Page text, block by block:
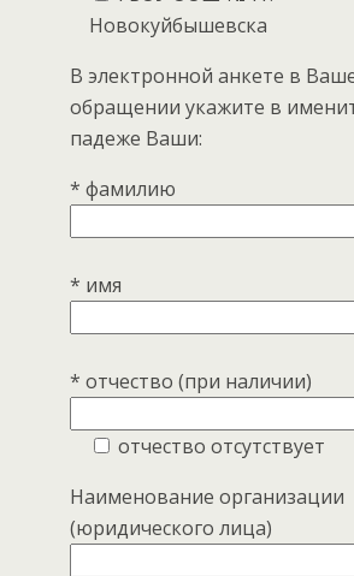
Новокуйбышевска
В электронной анкете в
обращении укажите в
падеже Ваши:
* фамилию
* имя
* отчество (при наличии)
отчество отсутствует
Наименование организации
(юридического лица)